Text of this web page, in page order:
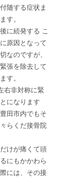
随する症状ま
す。
に続発する こ
原因となって
なのですが、
張を除去して
す。
右非対称に緊
になります
田市内でもそ
らくだ接骨院
けが痛くて頭
にもかかわら
には、その接